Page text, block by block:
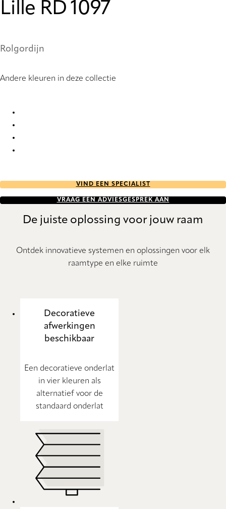
Lille RD 1097
Rolgordijn
Andere kleuren in deze collectie
VIND EEN SPECIALIST
VRAAG EEN ADVIESGESPREK AAN
De juiste oplossing voor jouw raam
Ontdek innovatieve systemen en oplossingen voor elk
raamtype en elke ruimte
Decoratieve
afwerkingen
beschikbaar
Een decoratieve onderlat
in vier kleuren als
alternatief voor de
standaard onderlat